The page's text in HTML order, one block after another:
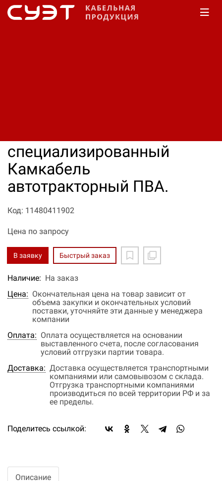
специализированный
Камкабель
автотракторный ПВА.
Код: 11480411902
Цена по запросу
В заявку Быстрый заказ
Наличие: На заказ
Цена: Окончательная цена на товар зависит от
объема закупки и окончательных условий
поставки, уточняйте эти данные у менеджера
компании
Оплата: Оплата осуществляется на основании
выставленного счета, после согласования
условий отгрузки партии товара.
Доставка: Доставка осуществляется транспортными
компаниями или самовывозом с склада.
Отгрузка транспортными компаниями
производиться по всей территории РФ и за
ее пределы.
Поделитесь ссылкой:
Описание